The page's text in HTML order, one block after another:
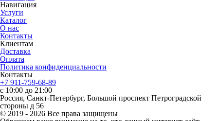
Навигация
Услуги
Каталог
О нас
Контакты
Клиентам
Доставка
Оплата
Политика конфиденциальности
Контакты
+7 911-759-68-89
с 10:00 до 21:00
Россия, Санкт-Петербург, Большой проспект Петроградской
стороны д 56
© 2019 - 2026 Все права защищены